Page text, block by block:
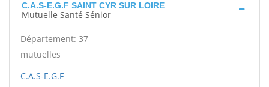
C.A.S-E.G.F SAINT CYR SUR LOIRE
Mutuelle Santé Sénior
Département: 37
mutuelles
C.A.S-E.G.F